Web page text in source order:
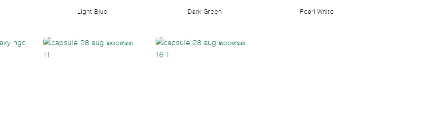
Light Blue Dark Green Pearl White